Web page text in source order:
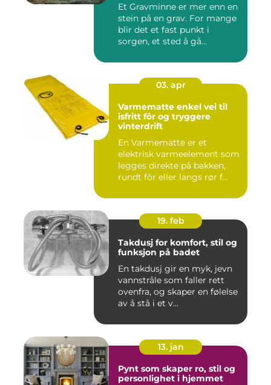
Et Gravminne er mer enn en
stein på en grav. For mange
blir det et fast punkt i
sorgen, et sted å gå...
03. apr
Varmematte enkel vei til
isfritt fôr og tryggere
vinterdrift
En Varmematte er et
elektrisk varmeelement som
legges direkte på bakken,
rundt fôr eller langs rør f...
19. feb
Takdusj for komfort, stil og
funksjon på badet
En takdusj gir en myk, jevn
vannstråle som faller rett
ovenfra, og skaper en følelse
av å stå i et v...
13. jan
Pynt som skaper ro, stil og
personlighet i hjemmet